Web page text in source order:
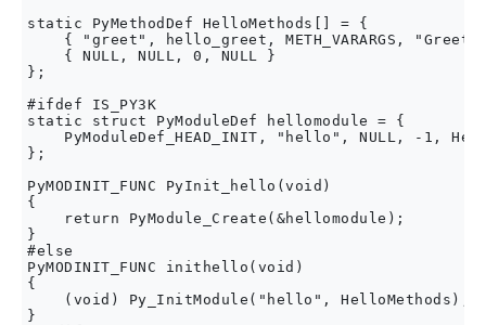
static PyMethodDef HelloMethods[] = {
{ "greet", hello_greet, METH_VARARGS, "Greet
    { NULL, NULL, 0, NULL }
};
#ifdef IS_PY3K
static struct PyModuleDef hellomodule = {
PyModuleDef_HEAD_INIT, "hello", NULL, -1,
};
PyMODINIT_FUNC PyInit_hello(void)
{
    return PyModule_Create(&hellomodule);
}
#else
PyMODINIT_FUNC inithello(void)
{
    (void) Py_InitModule("hello", HelloMethods);
}